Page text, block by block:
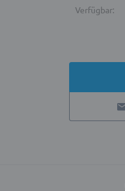
Verfügbar: